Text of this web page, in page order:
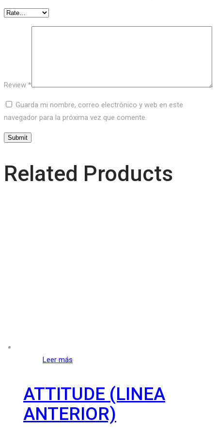
Review *
Guarda mi nombre, correo electrónico y web en este
navegador para la próxima vez que comente.
Related Products
Leer más
ATTITUDE (LINEA
ANTERIOR)